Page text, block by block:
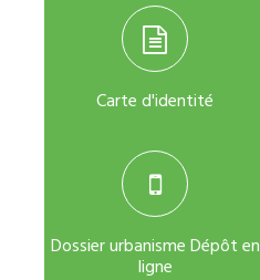
Carte d'identité
Dossier urbanisme Dépôt en
ligne